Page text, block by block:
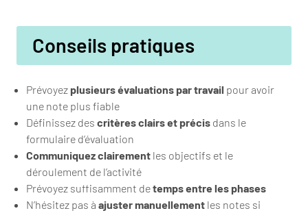
Conseils pratiques
Prévoyez plusieurs évaluations par travail pour avoir
une note plus fiable
Définissez des critères clairs et précis dans le
formulaire d’évaluation
Communiquez clairement les objectifs et le
déroulement de l’activité
Prévoyez suffisamment detemps entre les phases
N’hésitez pas à ajuster manuellement les notes si